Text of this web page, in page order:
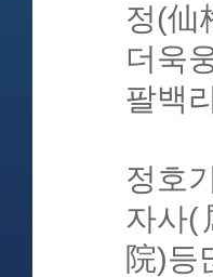
정(仙
더욱
팔백
정호
자사(
院)등